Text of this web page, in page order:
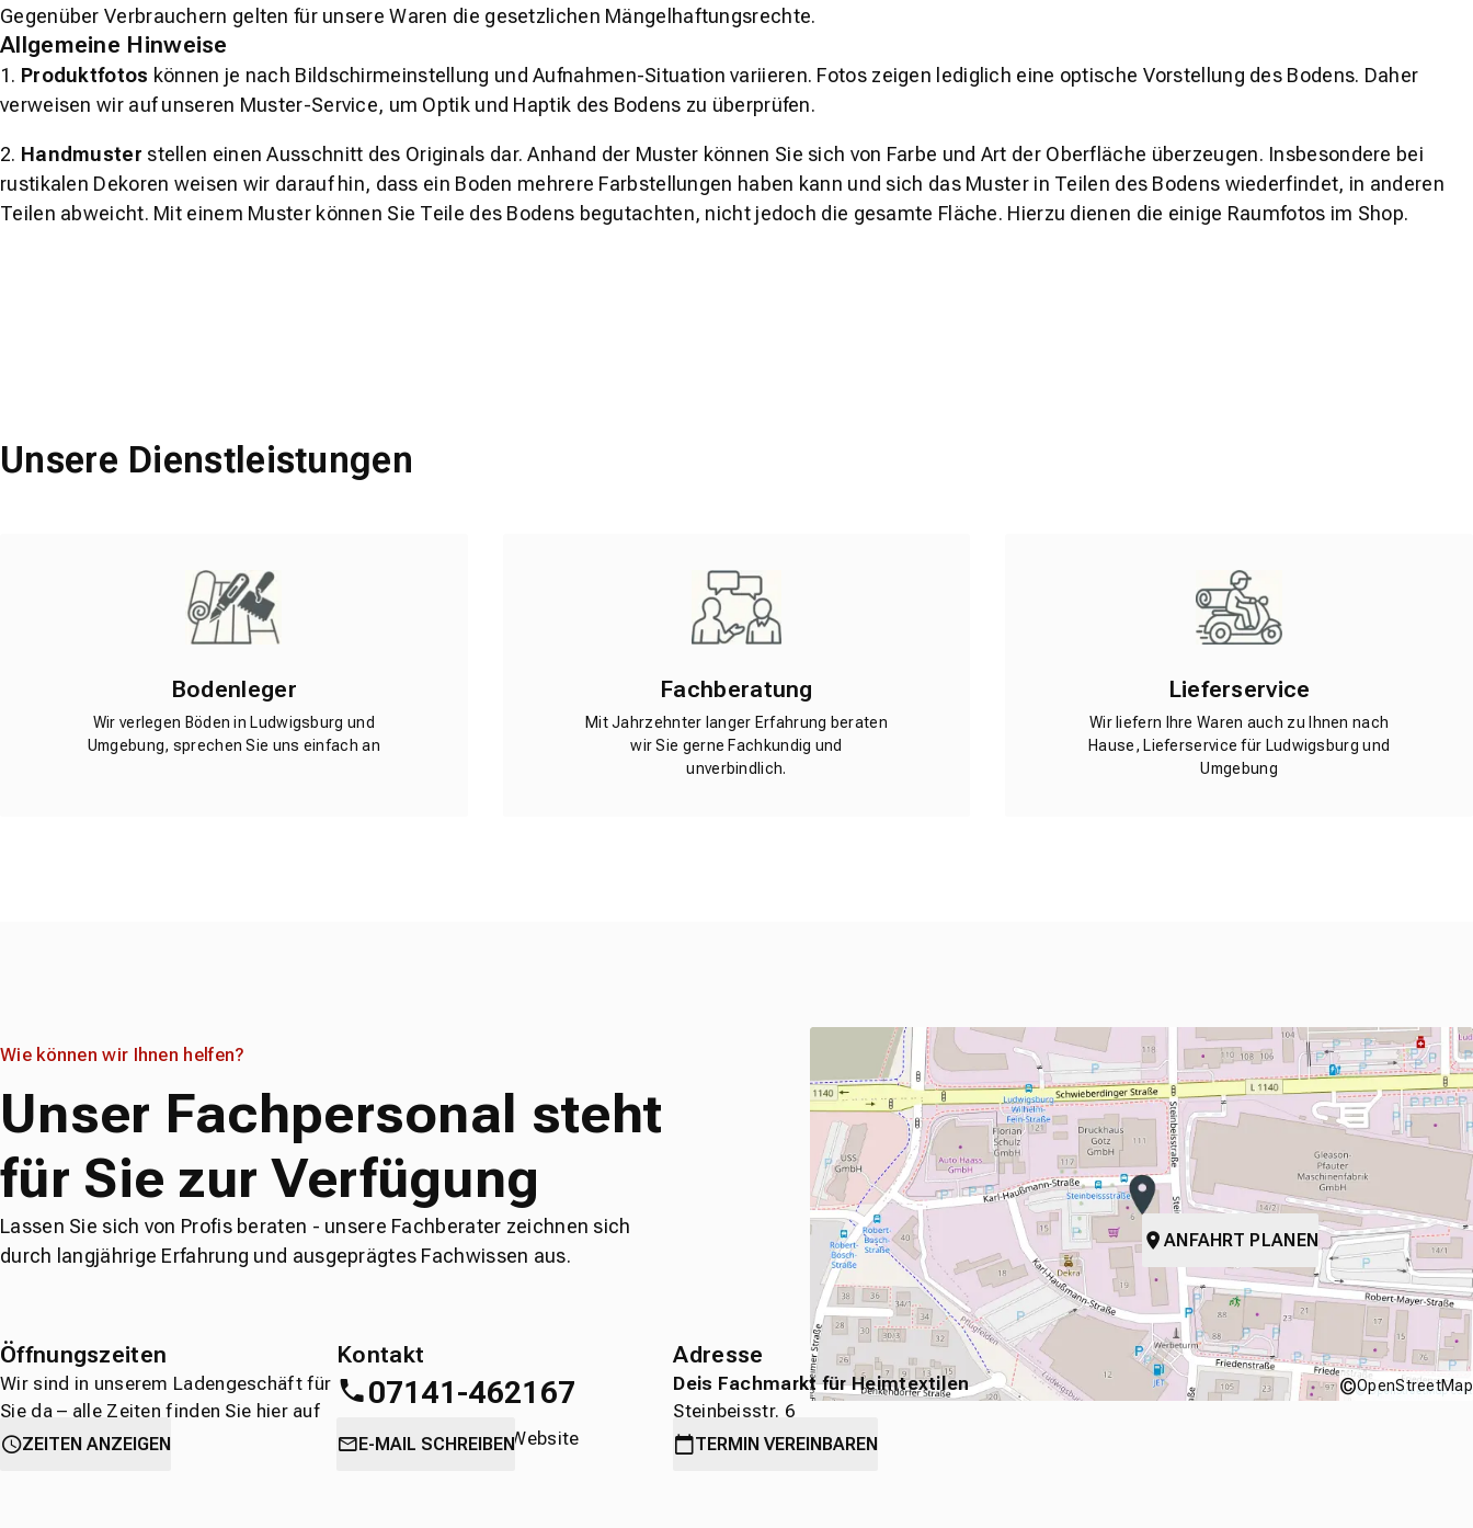
Gegenüber Verbrauchern gelten für unsere Waren die gesetzlichen Mängelhaftungsrechte.
Allgemeine Hinweise
1. Produktfotos können je nach Bildschirmeinstellung und Aufnahmen-Situation variieren. Fotos zeigen lediglich eine optische Vorstellung des Bodens. Daher
verweisen wir auf unseren Muster-Service, um Optik und Haptik des Bodens zu überprüfen.
2. Handmuster stellen einen Ausschnitt des Originals dar. Anhand der Muster können Sie sich von Farbe und Art der Oberfläche überzeugen. Insbesondere bei
rustikalen Dekoren weisen wir darauf hin, dass ein Boden mehrere Farbstellungen haben kann und sich das Muster in Teilen des Bodens wiederfindet, in anderen
Teilen abweicht. Mit einem Muster können Sie Teile des Bodens begutachten, nicht jedoch die gesamte Fläche. Hierzu dienen die einige Raumfotos im Shop.
Unsere Dienstleistungen
Bodenleger
Wir verlegen Böden in Ludwigsburg und
Umgebung, sprechen Sie uns einfach an
Fachberatung
Mit Jahrzehnter langer Erfahrung beraten
wir Sie gerne Fachkundig und
unverbindlich.
Lieferservice
Wir liefern Ihre Waren auch zu Ihnen nach
Hause, Lieferservice für Ludwigsburg und
Umgebung
Wie können wir Ihnen helfen?
Unser Fachpersonal steht
für Sie zur Verfügung
Lassen Sie sich von Profis beraten - unsere Fachberater zeichnen sich
durch langjährige Erfahrung und ausgeprägtes Fachwissen aus.
Öffnungszeiten
Wir sind in unserem Ladengeschäft für
Sie da – alle Zeiten finden Sie hier auf
einen Blick.
ZEITEN ANZEIGEN
Kontakt
07141-462167
oderdirekt über die Website
E-MAIL SCHREIBEN
Adresse
Deis Fachmarkt für Heimtextilen
Steinbeisstr. 6
71636 Ludwigsburg
TERMIN VEREINBAREN
ANFAHRT PLANEN
©OpenStreetMap